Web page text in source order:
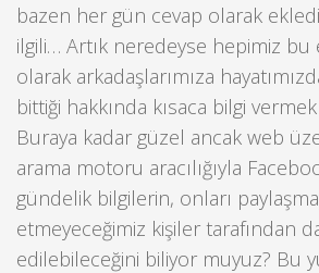
bazen her gün cevap olarak
ilgili… Artık neredeyse hepimiz
olarak arkadaşlarımıza
bittiği hakkında kısaca bilgi
Buraya kadar güzel ancak web
arama motoru aracılığıyla
gündelik bilgilerin, onları
etmeyeceğimiz kişiler tarafından
edilebileceğini biliyor muyuz? Bu